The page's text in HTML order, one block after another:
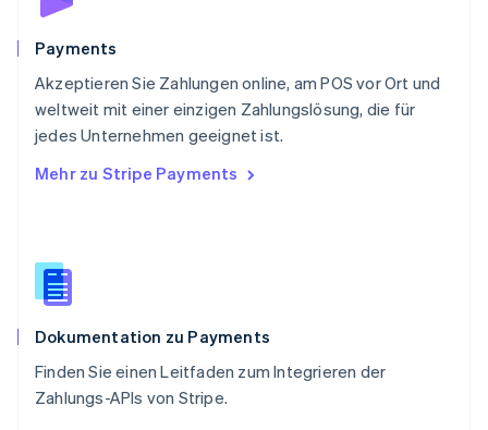
Payments
Akzeptieren Sie Zahlungen online, am POS vor Ort und
weltweit mit einer einzigen Zahlungslösung, die für
jedes Unternehmen geeignet ist.
Mehr zu Stripe Payments
Dokumentation zu Payments
Finden Sie einen Leitfaden zum Integrieren der
Zahlungs-APIs von Stripe.
Schweiz
Singapur
English简体中文
Slowakei
Slowenien
English
Spanien
Thailand
Tschechische Republik
English